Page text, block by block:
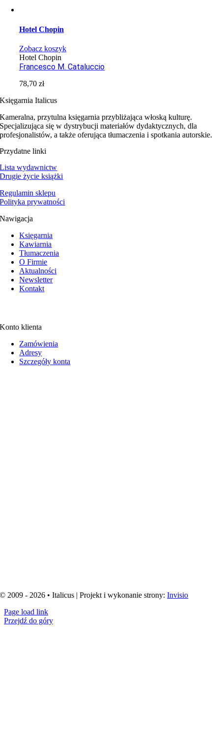
Hotel Chopin
Zobacz koszyk
Hotel Chopin
Francesco M. Cataluccio
78,70zł
Księgarnia Italicus
Kameralna, przytulna księgarnia przybliżająca włoską kulturę.
Specjalizująca się w dystrybucji materiałów dydaktycznych, dla
profesjonalistów, a także oferująca tłumaczenia i spotkania autorskie.
Przydatne linki
Lista wydawnictw
Drugie życie książki
Regulamin sklepu
Polityka prywatności
Nawigacja
Księgarnia
Kawiarnia
Tłumaczenia
O Firmie
Aktualności
Newsletter
Kontakt
Konto klienta
Zamówienia
Adresy
Szczegóły konta
© 2009 - 2026 • Italicus | Projekt i wykonanie strony:Invisio
Page load link
Przejdź do góry